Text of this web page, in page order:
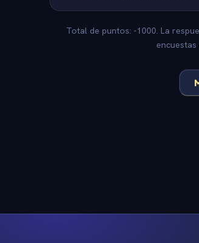
Total de puntos: -1000. La